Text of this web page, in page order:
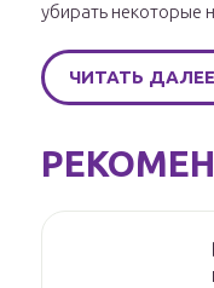
убирать некоторые
ЧИТАТЬ ДАЛЕЕ